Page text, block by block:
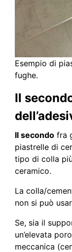
Esempio di
fughe.
Il
Il secondo fra
piastrelle di
tipo di colla
ceramico.
La colla/
non si può
Se, sia il
un’elevata
meccanica